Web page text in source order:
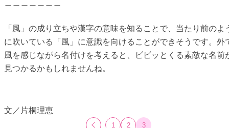
「風」の成り立ちや漢字の意味を知ることで、当たり前のよ
に吹いている「風」に意識を向けることができそうです。外
風を感じながら名付けを考えると、ビビッとくる素敵な名前
見つかるかもしれませんね。
文／片桐理恵
1 2 3